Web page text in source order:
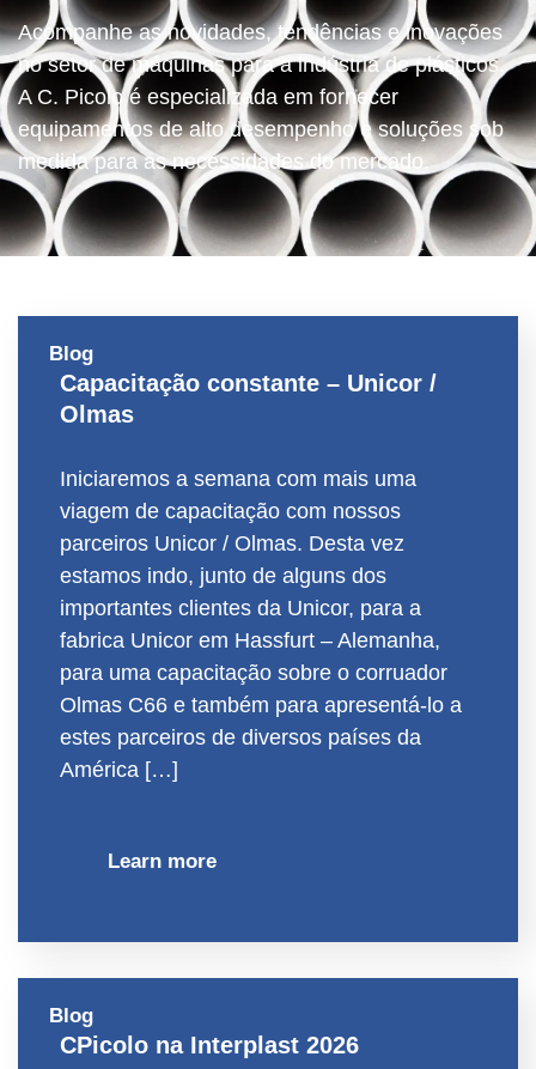
Acompanhe as novidades, tendências e inovações
no setor de máquinas para a indústria de plásticos.
A C. Picolo é especializada em fornecer
equipamentos de alto desempenho e soluções sob
medida para as necessidades do mercado.
Blog
Capacitação constante – Unicor /
Olmas
Iniciaremos a semana com mais uma
viagem de capacitação com nossos
parceiros Unicor / Olmas. Desta vez
estamos indo, junto de alguns dos
importantes clientes da Unicor, para a
fabrica Unicor em Hassfurt – Alemanha,
para uma capacitação sobre o corruador
Olmas C66 e também para apresentá-lo a
estes parceiros de diversos países da
América […]
Learn more
Blog
CPicolo na Interplast 2026